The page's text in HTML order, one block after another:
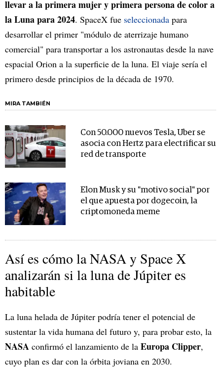
llevar a la primera mujer y primera persona de color a
la Luna para 2024. SpaceX fue seleccionada para
desarrollar el primer "módulo de aterrizaje humano
comercial" para transportar a los astronautas desde la nave
espacial Orion a la superficie de la luna. El viaje sería el
primero desde principios de la década de 1970.
MIRA TAMBIÉN
Con 50.000 nuevos Tesla, Uber se
asocia con Hertz para electrificar su
red de transporte
Elon Musk y su "motivo social" por
el que apuesta por dogecoin, la
criptomoneda meme
Así es cómo la NASA y Space X
analizarán si la luna de Júpiter es
habitable
La luna helada de Júpiter podría tener el potencial de
sustentar la vida humana del futuro y, para probar esto, la
NASA confirmó el lanzamiento de la Europa Clipper,
cuyo plan es dar con la órbita joviana en 2030.